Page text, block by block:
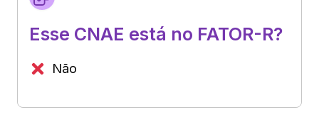
Esse CNAE está no FATOR-R?
Não